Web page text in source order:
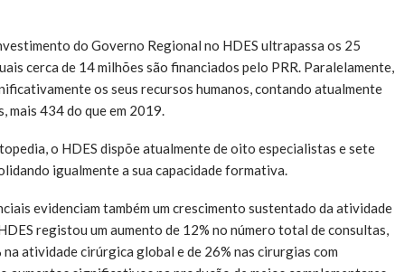
do Governo Regional no HDES ultrapassa os 25
cerca de 14 milhões são financiados pelo PRR. Paralelamente,
os seus recursos humanos, contando atualmente
mais 434 do que em 2019.
o HDES dispõe atualmente de oito especialistas e sete
igualmente a sua capacidade formativa.
evidenciam também um crescimento sustentado da atividade
registou um aumento de 12% no número total de consultas,
na atividade cirúrgica global e de 26% nas cirurgias com